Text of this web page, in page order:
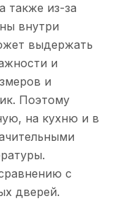
также из-за
внутри
выдержать
и
и
Поэтому
на кухню и в
с
дверей.